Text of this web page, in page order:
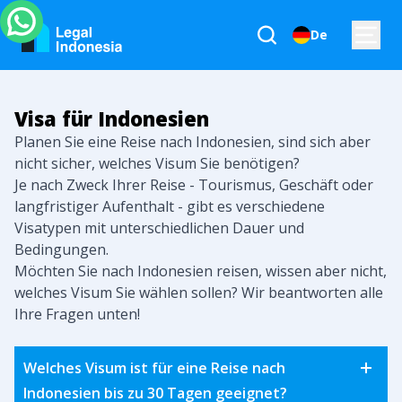
De
Visa für Indonesien
Planen Sie eine Reise nach Indonesien, sind sich aber
nicht sicher, welches Visum Sie benötigen?
Je nach Zweck Ihrer Reise - Tourismus, Geschäft oder
langfristiger Aufenthalt - gibt es verschiedene
Visatypen mit unterschiedlichen Dauer und
Bedingungen.
Möchten Sie nach Indonesien reisen, wissen aber nicht,
welches Visum Sie wählen sollen? Wir beantworten alle
Ihre Fragen unten!
Welches Visum ist für eine Reise nach
Indonesien bis zu 30 Tagen geeignet?